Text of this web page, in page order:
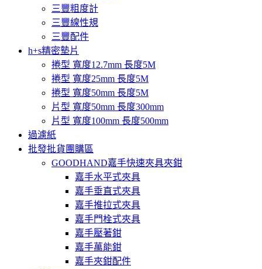
三豐粗度計
三豐線性規
三豐配件
h+s精密墊片
捲型 寬度12.7mm 長度5M
捲型 寬度25mm 長度5M
捲型 寬度50mm 長度5M
片型 寬度50mm 長度300mm
片型 寬度100mm 長度500mm
過濾紙
批發批貨團購區
GOODHAND嘉手快速夾具夾鉗
嘉手水平式夾具
嘉手垂直式夾具
嘉手推拉式夾具
嘉手門栓式夾具
嘉手壓著鉗
嘉手萬能鉗
嘉手夾鉗配件